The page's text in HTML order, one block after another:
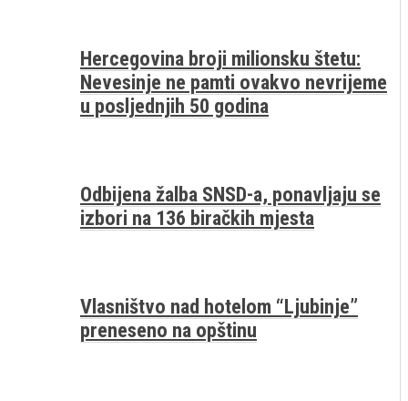
Hercegovina broji milionsku štetu:
Nevesinje ne pamti ovakvo nevrijeme
u posljednjih 50 godina
Odbijena žalba SNSD-a, ponavljaju se
izbori na 136 biračkih mjesta
Vlasništvo nad hotelom “Ljubinje”
preneseno na opštinu